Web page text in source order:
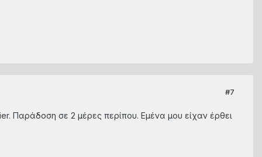
#7
Παράδοση σε 2 μέρες περίπου. Εμένα μου είχαν έρθει